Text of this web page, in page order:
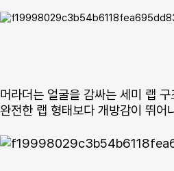
머라더는 얼굴을 감싸는 세미 랩
완전한 랩 형태보다 개방감이 뛰어